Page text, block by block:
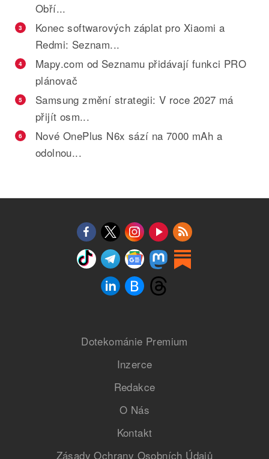
Obří...
3
Konec softwarových záplat pro Xiaomi a
Redmi: Seznam...
4
Mapy.com od Seznamu přidávají funkci PRO
plánovač
5
Samsung změní strategii: V roce 2027 má
přijít osm...
6
Nové OnePlus N6x sází na 7000 mAh a
odolnou...
Dotekománie Premium
Inzerce
Redakce
O Nás
Kontakt
Zásady Ochrany Osobních Údajů